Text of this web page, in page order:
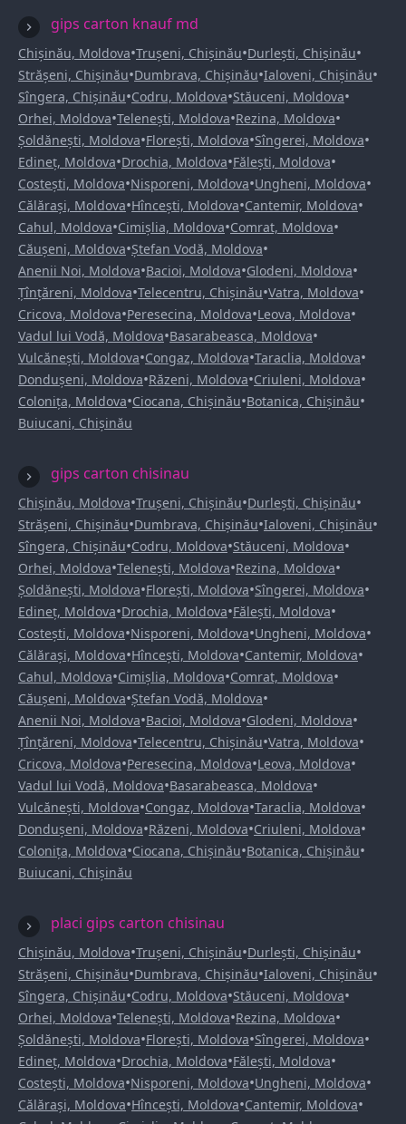
gips carton knauf md
Chișinău, Moldova•Trușeni, Chișinău•Durlești, Chișinău•
Strășeni, Chișinău•Dumbrava, Chișinău•Ialoveni, Chișinău•
Sîngera, Chișinău•Codru, Moldova•Stăuceni, Moldova•
Orhei, Moldova•Telenești, Moldova•Rezina, Moldova•
Șoldănești, Moldova•Florești, Moldova•Sîngerei, Moldova•
Edineț, Moldova•Drochia, Moldova•Fălești, Moldova•
Costești, Moldova•Nisporeni, Moldova•Ungheni, Moldova•
Călărași, Moldova•Hîncești, Moldova•Cantemir, Moldova•
Cahul, Moldova•Cimișlia, Moldova•Comrat, Moldova•
Căușeni, Moldova•Ștefan Vodă, Moldova•
Anenii Noi, Moldova•Bacioi, Moldova•Glodeni, Moldova•
Țînțăreni, Moldova•Telecentru, Chișinău•Vatra, Moldova•
Cricova, Moldova•Peresecina, Moldova•Leova, Moldova•
Vadul lui Vodă, Moldova•Basarabeasca, Moldova•
Vulcănești, Moldova•Congaz, Moldova•Taraclia, Moldova•
Dondușeni, Moldova•Răzeni, Moldova•Criuleni, Moldova•
Colonița, Moldova•Ciocana, Chișinău•Botanica, Chișinău•
Buiucani, Chișinău
gips carton chisinau
Chișinău, Moldova•Trușeni, Chișinău•Durlești, Chișinău•
Strășeni, Chișinău•Dumbrava, Chișinău•Ialoveni, Chișinău•
Sîngera, Chișinău•Codru, Moldova•Stăuceni, Moldova•
Orhei, Moldova•Telenești, Moldova•Rezina, Moldova•
Șoldănești, Moldova•Florești, Moldova•Sîngerei, Moldova•
Edineț, Moldova•Drochia, Moldova•Fălești, Moldova•
Costești, Moldova•Nisporeni, Moldova•Ungheni, Moldova•
Călărași, Moldova•Hîncești, Moldova•Cantemir, Moldova•
Cahul, Moldova•Cimișlia, Moldova•Comrat, Moldova•
Căușeni, Moldova•Ștefan Vodă, Moldova•
Anenii Noi, Moldova•Bacioi, Moldova•Glodeni, Moldova•
Țînțăreni, Moldova•Telecentru, Chișinău•Vatra, Moldova•
Cricova, Moldova•Peresecina, Moldova•Leova, Moldova•
Vadul lui Vodă, Moldova•Basarabeasca, Moldova•
Vulcănești, Moldova•Congaz, Moldova•Taraclia, Moldova•
Dondușeni, Moldova•Răzeni, Moldova•Criuleni, Moldova•
Colonița, Moldova•Ciocana, Chișinău•Botanica, Chișinău•
Buiucani, Chișinău
placi gips carton chisinau
Chișinău, Moldova•Trușeni, Chișinău•Durlești, Chișinău•
Strășeni, Chișinău•Dumbrava, Chișinău•Ialoveni, Chișinău•
Sîngera, Chișinău•Codru, Moldova•Stăuceni, Moldova•
Orhei, Moldova•Telenești, Moldova•Rezina, Moldova•
Șoldănești, Moldova•Florești, Moldova•Sîngerei, Moldova•
Edineț, Moldova•Drochia, Moldova•Fălești, Moldova•
Costești, Moldova•Nisporeni, Moldova•Ungheni, Moldova•
Călărași, Moldova•Hîncești, Moldova•Cantemir, Moldova•